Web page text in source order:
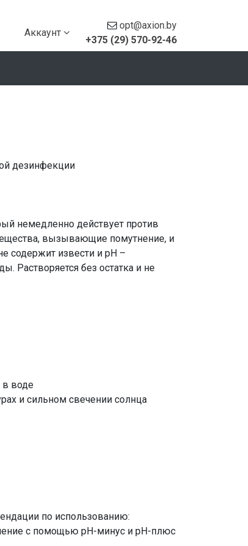
Аккаунт
opt@axion.by
+375 (29) 570-92-46
дезинфекции
немедленно действует против
вызывающие помутнение, и
содержит извести и рН –
Растворяется без остатка и не
в воде
и сильном свечении солнца
по использованию:
с помощью рН-минус и рН-плюс